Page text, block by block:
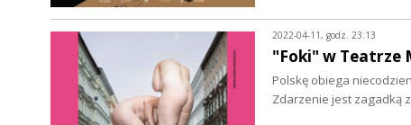
2022-04-11, godz. 23:13
"Foki" w Teatrze
Polskę obiega
Zdarzenie jest zagadką